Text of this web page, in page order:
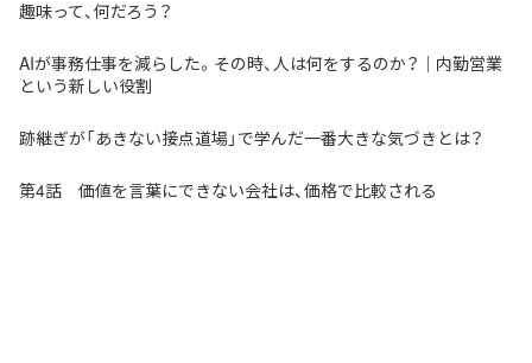
趣味って、何だろう？
AIが事務仕事を減らした。その時、人は何をするのか？｜内勤営業
という新しい役割
跡継ぎが「あきない接点道場」で学んだ一番大きな気づきとは？
第4話 価値を言葉にできない会社は、価格で比較される